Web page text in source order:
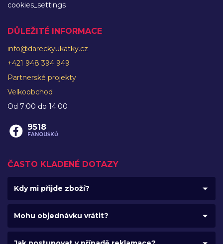
cookies_settings
DŮLEŽITÉ INFORMACE
info@dareckyukatky.cz
+421 948 394 949
Partnerské projekty
Velkoobchod
Od 7:00 do 14:00
9518
FANOUŠKŮ
ČASTO KLADENÉ DOTAZY
Kdy mi přijde zboží?
Mohu objednávku vrátit?